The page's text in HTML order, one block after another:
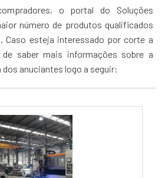
o portal do Soluções
número de produtos qualificados
Caso esteja interessado por corte a
saber mais informações sobre a
anuciantes logo a seguir: